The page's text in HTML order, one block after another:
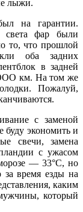
лыжи.
на гарантии.
света фар были
то, что прошлой
оба задних
в задней
ООО км. На том же
Пожалуй,
с заменой
буду экономить и
свечи, замена
с ужасом
— 33°С, но
за время езды на
каким
который